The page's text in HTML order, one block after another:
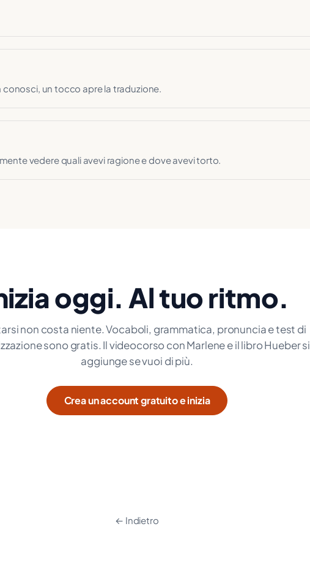
un tocco apre la traduzione.
vedere quali avevi ragione e dove avevi torto.
oggi. Al tuo ritmo.
non costa niente. Vocaboli, grammatica, pronuncia e test di
sono gratis. Il videocorso con Marlene e il libro Hueber si
aggiunge se vuoi di più.
Crea un account gratuito e inizia
← Indietro